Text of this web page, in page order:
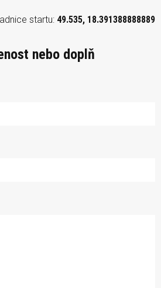
startu: 49.535, 18.391388888889
nebo doplň